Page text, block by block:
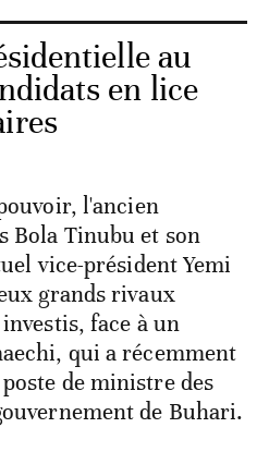
au
en lice
l'ancien
Bola Tinubu et son
vice-président Yemi
grands rivaux
face à un
qui a récemment
de ministre des
de Buhari.